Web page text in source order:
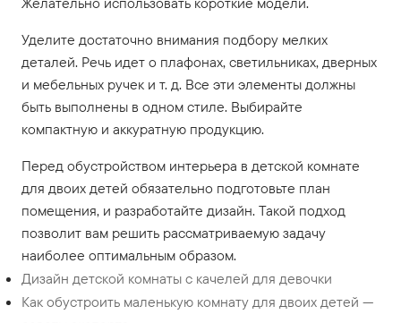
Уделите достаточно внимания подбору мелких
деталей. Речь идет о плафонах, светильниках, дверных
и мебельных ручек и т. д. Все эти элементы должны
быть выполнены в одном стиле. Выбирайте
компактную и аккуратную продукцию.
Перед обустройством интерьера в детской комнате
для двоих детей обязательно подготовьте план
помещения, и разработайте дизайн. Такой подход
позволит вам решить рассматриваемую задачу
наиболее оптимальным образом.
Дизайн детской комнаты с качелей для девочки
Как обустроить маленькую комнату для двоих детей —